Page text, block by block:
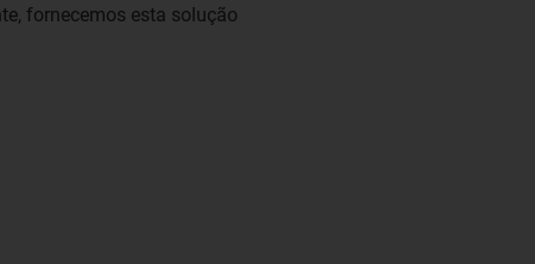
fornecemos esta solução